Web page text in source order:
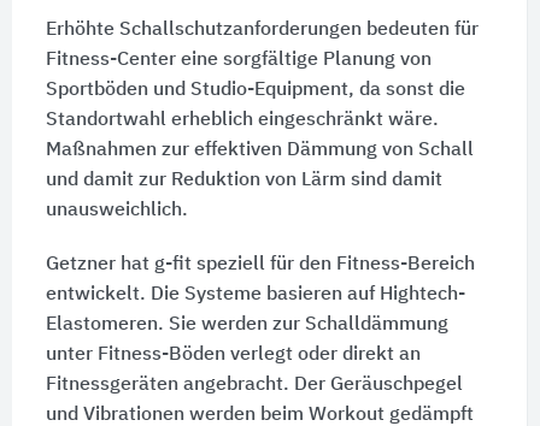
Erhöhte Schallschutzanforderungen bedeuten für
Fitness-Center eine sorgfältige Planung von
Sportböden und Studio-Equipment, da sonst die
Standortwahl erheblich eingeschränkt wäre.
Maßnahmen zur effektiven Dämmung von Schall
und damit zur Reduktion von Lärm sind damit
unausweichlich.
Getzner hat g-fit speziell für den Fitness-Bereich
entwickelt. Die Systeme basieren auf Hightech-
Elastomeren. Sie werden zur Schalldämmung
unter Fitness-Böden verlegt oder direkt an
Fitnessgeräten angebracht. Der Geräuschpegel
und Vibrationen werden beim Workout gedämpft